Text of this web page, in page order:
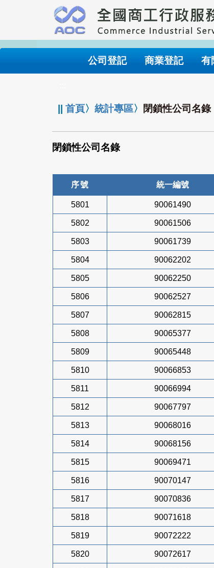
要
內
公司登記 商業登記 有
||首頁〉統計專區〉 閉鎖性公司名錄
閉鎖性公司名錄
序號 統一編號
5801 90061490
5802 90061506
5803 90061739
5804 90062202
5805 90062250
5806 90062527
5807 90062815
5808 90065377
5809 90065448
5810 90066853
5811 90066994
5812 90067797
5813 90068016
5814 90068156
5815 90069471
5816 90070147
5817 90070836
5818 90071618
5819 90072222
5820 90072617